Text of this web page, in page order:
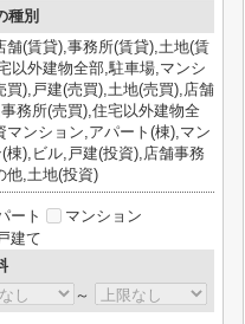
種別
舗(賃貸),事務所(賃貸),土地(賃
以外建物全部,駐車場,マンシ
買),戸建(売買),土地(売買),店舗
務所(売買),住宅以外建物全
マンション,アパート(棟),マン
棟),ビル,戸建(投資),店舗事務
他,土地(投資)
ート
マンション
建て
～